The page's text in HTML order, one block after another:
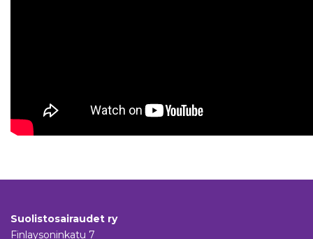
Suolistosairaudet ry
Finlaysoninkatu 7